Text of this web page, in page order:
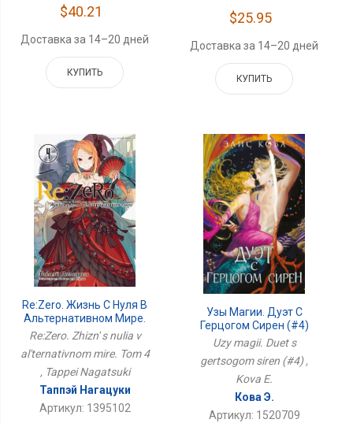
$40.21
Доставка за 14–20 дней
КУПИТЬ
$25.95
Доставка за 14–20 дней
КУПИТЬ
Re:Zero. Жизнь С Нуля В
Альтернативном Мире.
Том 4
Re:Zero. Zhizn' s nulia v
al'ternativnom mire. Tom 4
, Tappei Nagatsuki
Таппэй Нагацуки
Артикул: 1395102
Узы Магии. Дуэт С
Герцогом Сирен (#4)
Uzy magii. Duet s
gertsogom siren (#4) ,
Kova E.
Кова Э.
Артикул: 1520709